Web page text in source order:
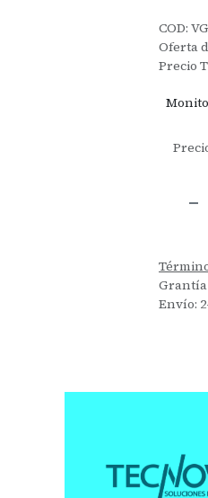
COD:
Oferta
Precio
Grantía
Envío: